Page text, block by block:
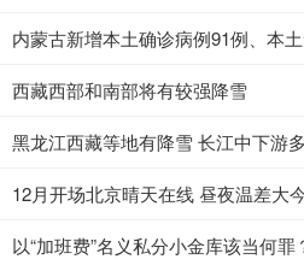
内蒙古新增本土确诊病例91例、本
西藏西部和南部将有较强降雪
黑龙江西藏等地有降雪 长江中下游
12月开场北京晴天在线 昼夜温差大
以“加班费”名义私分小金库该当何